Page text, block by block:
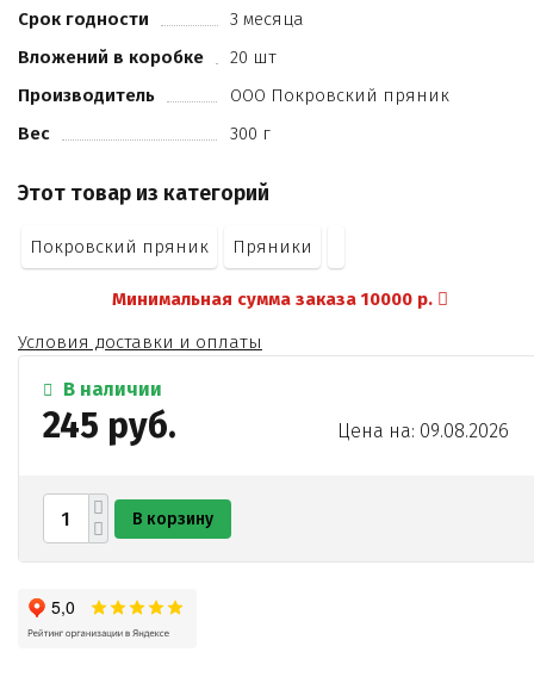
орехи грецкие
масло подсолнечное
какао-порошок
порошок)
регулятор кислотности (лимон. кислота)
Срок годности
3 месяца
Вложений в коробке
20 шт
Производитель
ООО Покровский пряник
Вес
300 г
Этот товар из категорий
Покровский пряник Пряники
Минимальная сумма заказа 10000 р.
Условия доставки и оплаты
В наличии
245 руб. Цена на: 09.08.2026
В корзину